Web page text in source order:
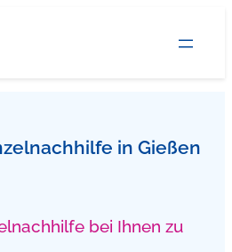
in Gießen
bei Ihnen zu